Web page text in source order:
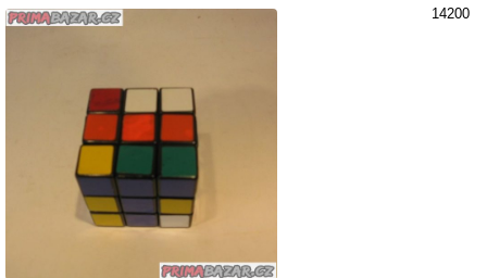
14200